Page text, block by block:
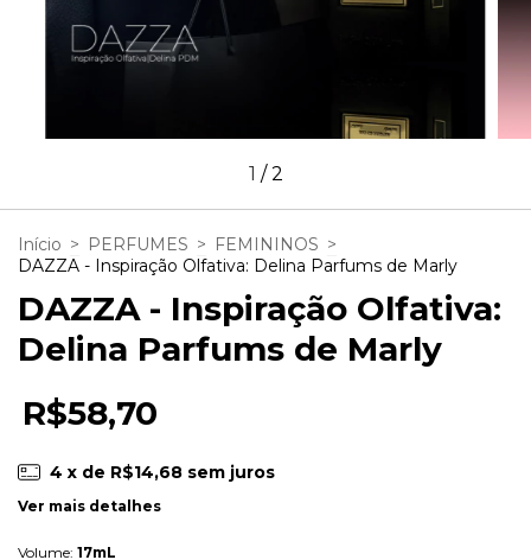
1 /2
Início > PERFUMES > FEMININOS >
DAZZA - Inspiração Olfativa: Delina Parfums de Marly
DAZZA - Inspiração Olfativa:
Delina Parfums de Marly
R$58,70
4 x de R$14,68 sem juros
Ver mais detalhes
Volume: 17mL